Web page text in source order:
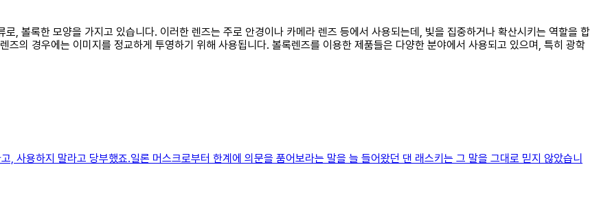
, 볼록한 모양을 가지고 있습니다. 이러한 렌즈는 주로 안경이나 카메라 렌즈 등에서 사용되는데, 빛을 집중하거나 확산시키는 역할을 합
의 경우에는 이미지를 정교하게 투영하기 위해 사용됩니다. 볼록렌즈를 이용한 제품들은 다양한 분야에서 사용되고 있으며, 특히 광학
사용하지 말라고 당부했죠.일론 머스크로부터 한계에 의문을 품어보라는 말을 늘 들어왔던 댄 래스키는 그 말을 그대로 믿지 않았습니